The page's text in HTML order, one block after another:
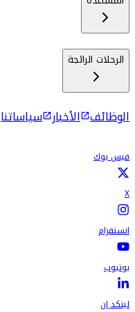
الرحلات الرائجة
الوظائف الأخبار سياساتنا
فيس بوك
X
انستقرام
يوتيوب
لينكد إن